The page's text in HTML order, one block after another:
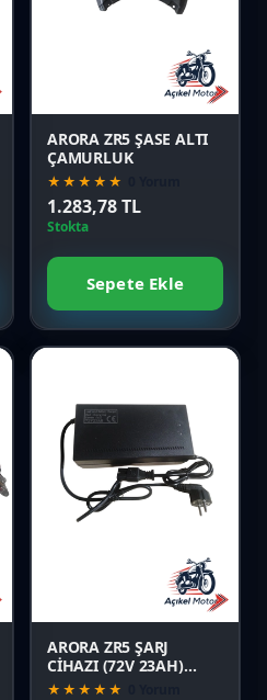
ARORA ZR5 ŞASE ALTI
ÇAMURLUK
★★★★★
1.283,78 TL
Stokta
Sepete Ekle
Favori
ARORA ZR5 ŞARJ
CİHAZI (72V 23AH)
GRFF.
★★★★★